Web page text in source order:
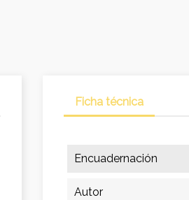
Ficha técnica
Encuadernación
Autor